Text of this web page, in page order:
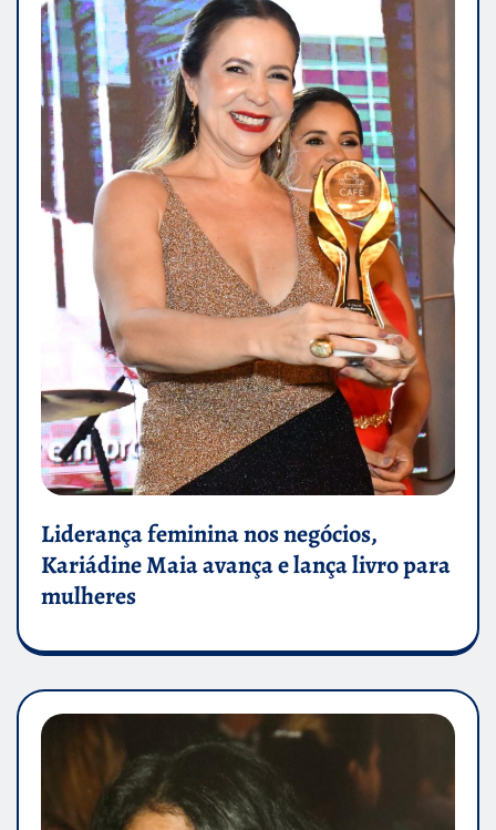
Liderança feminina nos negócios,
Kariádine Maia avança e lança livro para
mulheres